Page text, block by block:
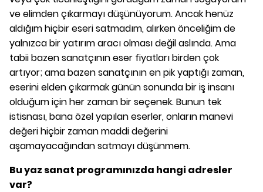
ve elimden çıkarmayı düşünüyorum. Ancak henüz
aldığım hiçbir eseri satmadım, alırken önceliğim de
yalnızca bir yatırım aracı olması değil aslında. Ama
tabii bazen sanatçının eser fiyatları birden çok
artıyor; ama bazen sanatçının en pik yaptığı zaman,
eserini elden çıkarmak günün sonunda bir iş insanı
olduğum için her zaman bir seçenek. Bunun tek
istisnası, bana özel yapılan eserler, onların manevi
değeri hiçbir zaman maddi değerini
aşamayacağından satmayı düşünmem.
Bu yaz sanat programınızda hangi adresler
var?